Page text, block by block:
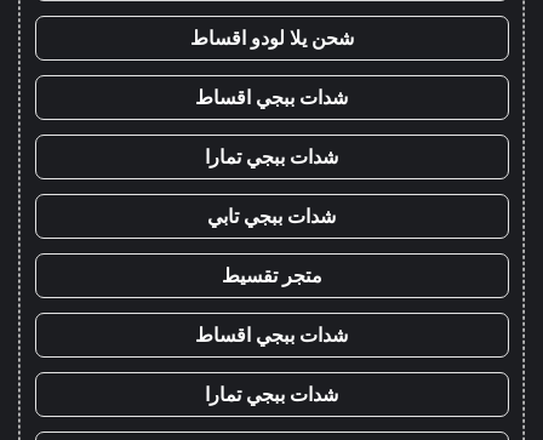
شحن يلا لودو اقساط
شدات ببجي اقساط
شدات ببجي تمارا
شدات ببجي تابي
متجر تقسيط
شدات ببجي اقساط
شدات ببجي تمارا